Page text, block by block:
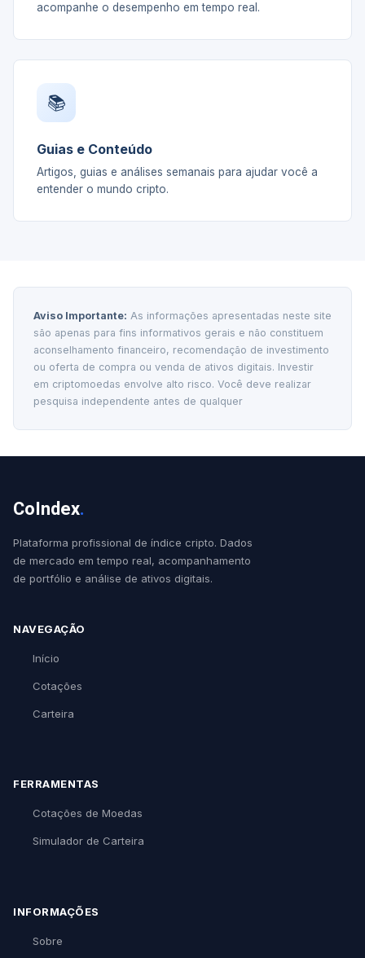
acompanhe o desempenho em tempo real.
📚
Guias e Conteúdo
Artigos, guias e análises semanais para ajudar você a
entender o mundo cripto.
Aviso Importante: As informações apresentadas neste site
são apenas para fins informativos gerais e não constituem
aconselhamento financeiro, recomendação de investimento
ou oferta de compra ou venda de ativos digitais. Investir
em criptomoedas envolve alto risco. Você deve realizar
pesquisa independente antes de qualquer
CoIndex.
Plataforma profissional de índice cripto. Dados
de mercado em tempo real, acompanhamento
de portfólio e análise de ativos digitais.
NAVEGAÇÃO
Início
Cotações
Carteira
FERRAMENTAS
Cotações de Moedas
Simulador de Carteira
INFORMAÇÕES
Sobre